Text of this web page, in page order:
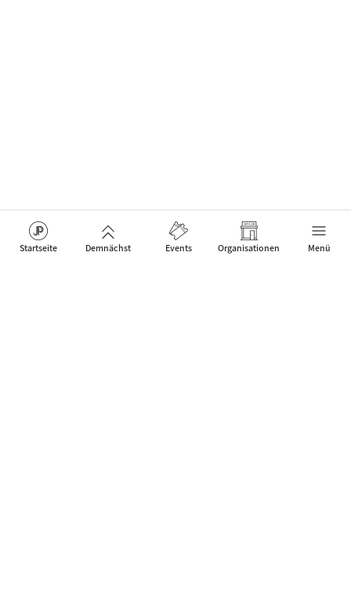
Startseite Demnächst Events Organisationen Menü